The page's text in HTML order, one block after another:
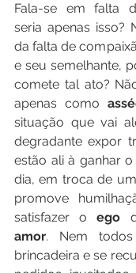
Fala-se em falta
seria apenas isso?
da falta de
e seu semelhante,
comete tal ato?
apenas como
situação que vai
degradante expor
estão ali à ganhar
dia, em troca de
promove
satisfazer o ego
amor. Nem
brincadeira e se